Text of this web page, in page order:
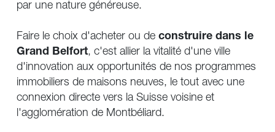
par une nature généreuse.
Faire le choix d'acheter ou de construire dans le
Grand Belfort, c'est allier la vitalité d'une ville
d'innovation aux opportunités de nos programmes
immobiliers de maisons neuves, le tout avec une
connexion directe vers la Suisse voisine et
l'agglomération de Montbéliard.